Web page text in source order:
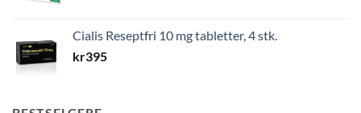
Cialis Reseptfri 10 mg tabletter, 4 stk.
kr395